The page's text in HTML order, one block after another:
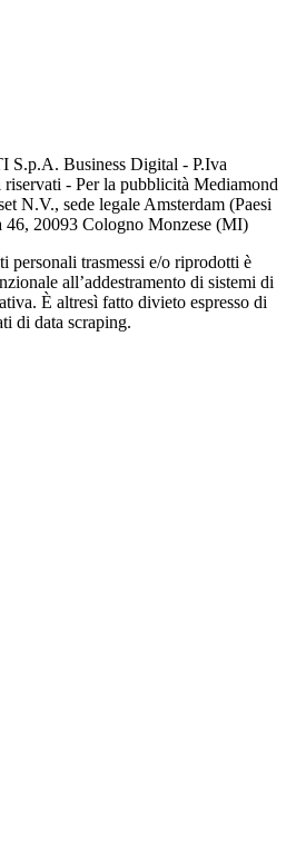
S.p.A. Business Digital - P.Iva
- Per la pubblicità Mediamond
N.V., sede legale Amsterdam (Paesi
20093 Cologno Monzese (MI)
personali trasmessi e/o riprodotti è
all’addestramento di sistemi di
È altresì fatto divieto espresso di
di data scraping.